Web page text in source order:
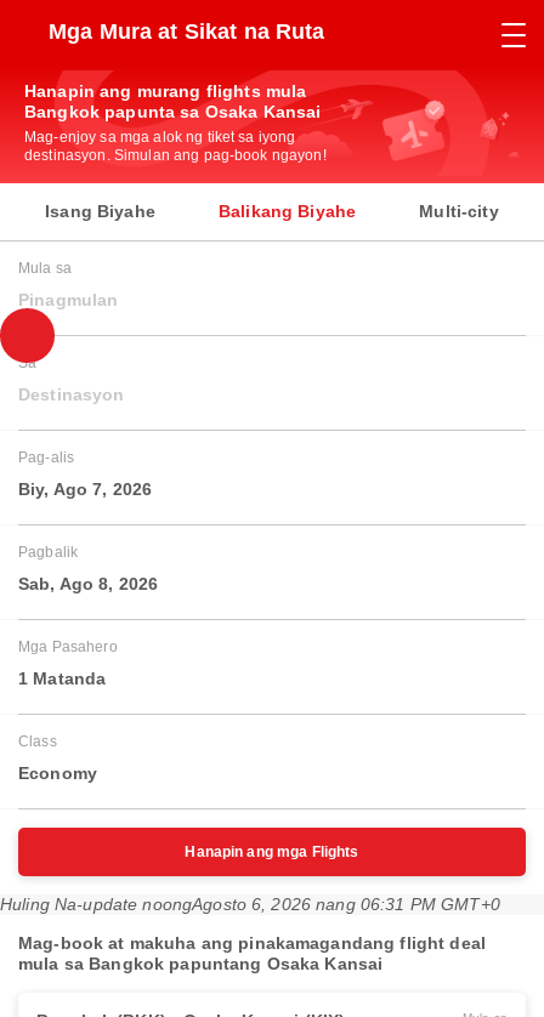
Mga Mura at Sikat na Ruta
Hanapin ang murang flights mula
Bangkok papunta sa Osaka Kansai
Mag-enjoy sa mga alok ng tiket sa iyong
destinasyon. Simulan ang pag-book ngayon!
Isang Biyahe Balikang Biyahe Multi-city
Mula sa
Pinagmulan
Sa
Destinasyon
Pag-alis
Biy, Ago 7, 2026
Pagbalik
Sab, Ago 8, 2026
Mga Pasahero
1 Matanda
Class
Economy
Hanapin ang mga Flights
Huling Na-update noongAgosto 6, 2026 nang 06:31 PM GMT+0
Mag-book at makuha ang pinakamagandang flight deal
mula sa Bangkok papuntang Osaka Kansai